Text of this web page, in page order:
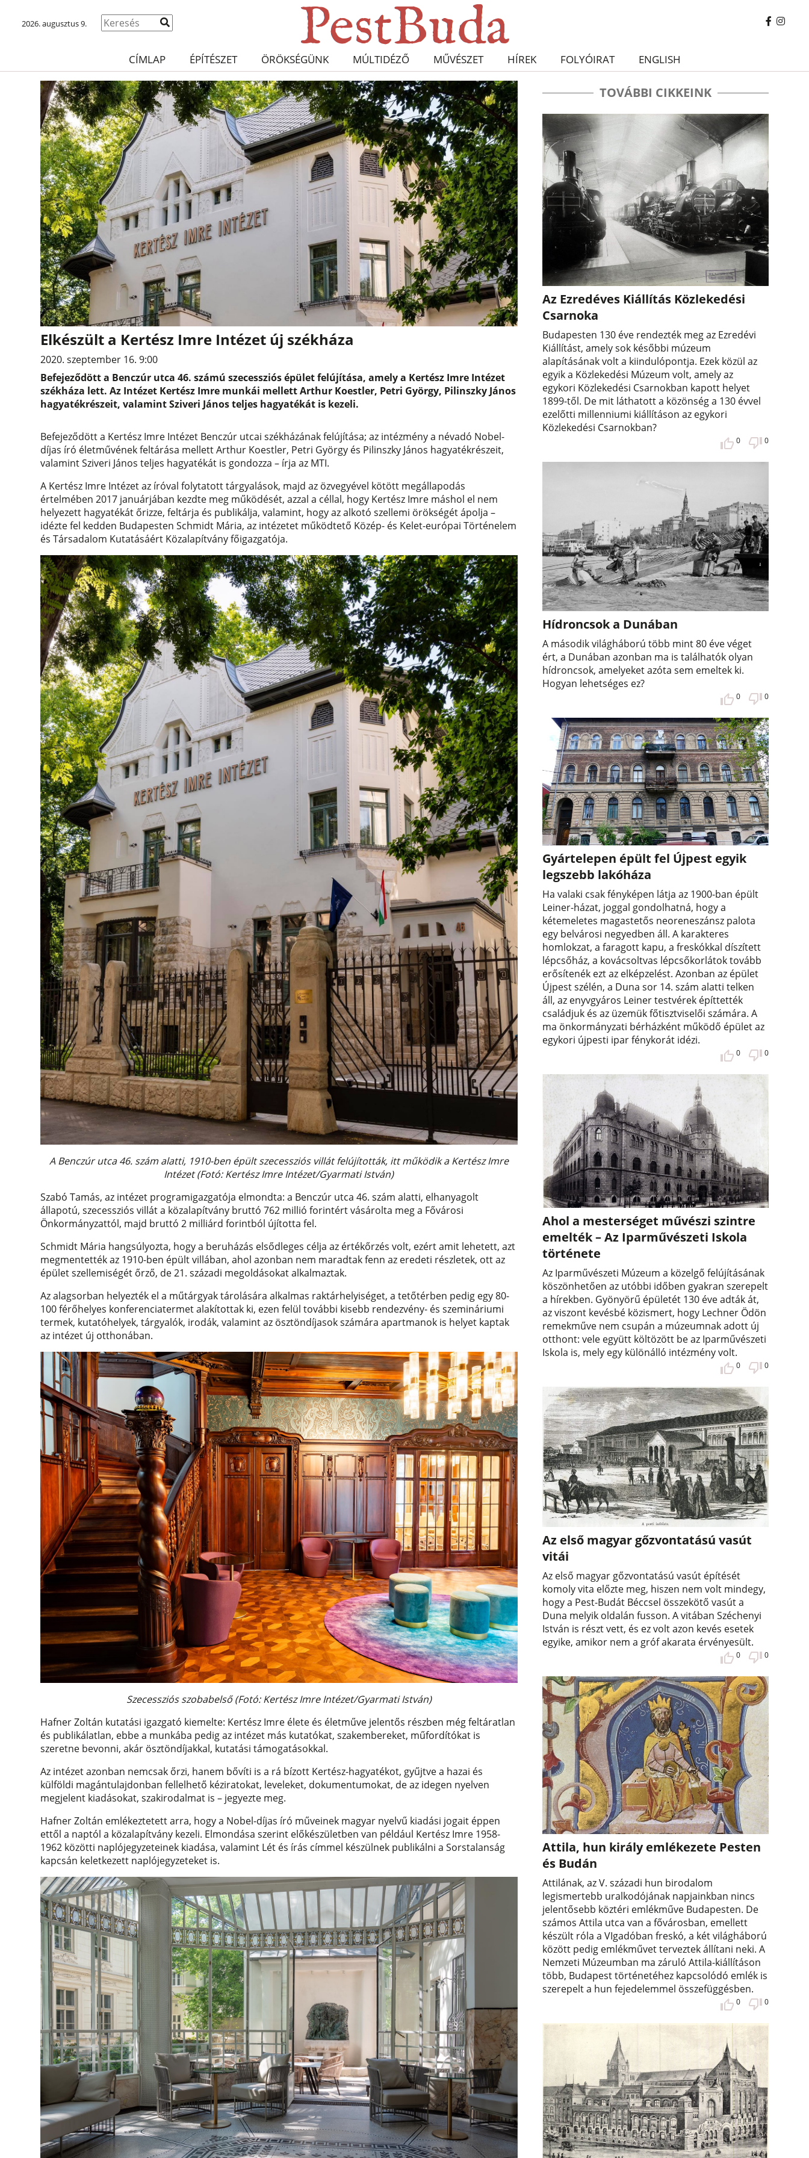
2026. augusztus 9.
CÍMLAP ÉPÍTÉSZET ÖRÖKSÉGÜNK MÚLTIDÉZŐ MŰVÉSZET HÍREK FOLYÓIRAT ENGLISH
Elkészült a Kertész Imre Intézet új székháza
2020. szeptember 16. 9:00
Befejeződött a Benczúr utca 46. számú szecessziós épület felújítása, amely a Kertész Imre Intézet
székháza lett. Az Intézet Kertész Imre munkái mellett Arthur Koestler, Petri György, Pilinszky János
hagyatékrészeit, valamint Sziveri János teljes hagyatékát is kezeli.
Befejeződött a Kertész Imre Intézet Benczúr utcai székházának felújítása; az intézmény a névadó Nobel-
díjas író életművének feltárása mellett Arthur Koestler, Petri György és Pilinszky János hagyatékrészeit,
valamint Sziveri János teljes hagyatékát is gondozza – írja az MTI.
A Kertész Imre Intézet az íróval folytatott tárgyalások, majd az özvegyével kötött megállapodás
értelmében 2017 januárjában kezdte meg működését, azzal a céllal, hogy Kertész Imre máshol el nem
helyezett hagyatékát őrizze, feltárja és publikálja, valamint, hogy az alkotó szellemi örökségét ápolja –
idézte fel kedden Budapesten Schmidt Mária, az intézetet működtető Közép- és Kelet-európai Történelem
és Társadalom Kutatásáért Közalapítvány főigazgatója.
A Benczúr utca 46. szám alatti, 1910-ben épült szecessziós villát felújították, itt működik a Kertész Imre
Intézet (Fotó: Kertész Imre Intézet/Gyarmati István)
Szabó Tamás, az intézet programigazgatója elmondta: a Benczúr utca 46. szám alatti, elhanyagolt
állapotú, szecessziós villát a közalapítvány bruttó 762 millió forintért vásárolta meg a Fővárosi
Önkormányzattól, majd bruttó 2 milliárd forintból újította fel.
Schmidt Mária hangsúlyozta, hogy a beruházás elsődleges célja az értékőrzés volt, ezért amit lehetett, azt
megmentették az 1910-ben épült villában, ahol azonban nem maradtak fenn az eredeti részletek, ott az
épület szellemiségét őrző, de 21. századi megoldásokat alkalmaztak.
Az alagsorban helyezték el a műtárgyak tárolására alkalmas raktárhelyiséget, a tetőtérben pedig egy 80-
100 férőhelyes konferenciatermet alakítottak ki, ezen felül további kisebb rendezvény- és szemináriumi
termek, kutatóhelyek, tárgyalók, irodák, valamint az ösztöndíjasok számára apartmanok is helyet kaptak
az intézet új otthonában.
Szecessziós szobabelső (Fotó: Kertész Imre Intézet/Gyarmati István)
Hafner Zoltán kutatási igazgató kiemelte: Kertész Imre élete és életműve jelentős részben még feltáratlan
és publikálatlan, ebbe a munkába pedig az intézet más kutatókat, szakembereket, műfordítókat is
szeretne bevonni, akár ösztöndíjakkal, kutatási támogatásokkal.
Az intézet azonban nemcsak őrzi, hanem bővíti is a rá bízott Kertész-hagyatékot, gyűjtve a hazai és
külföldi magántulajdonban fellelhető kéziratokat, leveleket, dokumentumokat, de az idegen nyelven
megjelent kiadásokat, szakirodalmat is – jegyezte meg.
Hafner Zoltán emlékeztetett arra, hogy a Nobel-díjas író műveinek magyar nyelvű kiadási jogait éppen
ettől a naptól a közalapítvány kezeli. Elmondása szerint előkészületben van például Kertész Imre 1958-
1962 közötti naplójegyzeteinek kiadása, valamint Lét és írás címmel készülnek publikálni a Sorstalanság
kapcsán keletkezett naplójegyzeteket is.
TOVÁBBI CIKKEINK
Az Ezredéves Kiállítás Közlekedési
Csarnoka
Budapesten 130 éve rendezték meg az Ezredévi
Kiállítást, amely sok későbbi múzeum
alapításának volt a kiindulópontja. Ezek közül az
egyik a Közlekedési Múzeum volt, amely az
egykori Közlekedési Csarnokban kapott helyet
1899-től. De mit láthatott a közönség a 130 évvel
ezelőtti millenniumi kiállításon az egykori
Közlekedési Csarnokban?
0 0
Hídroncsok a Dunában
A második világháború több mint 80 éve véget
ért, a Dunában azonban ma is találhatók olyan
hídroncsok, amelyeket azóta sem emeltek ki.
Hogyan lehetséges ez?
0 0
Gyártelepen épült fel Újpest egyik
legszebb lakóháza
Ha valaki csak fényképen látja az 1900-ban épült
Leiner-házat, joggal gondolhatná, hogy a
kétemeletes magastetős neoreneszánsz palota
egy belvárosi negyedben áll. A karakteres
homlokzat, a faragott kapu, a freskókkal díszített
lépcsőház, a kovácsoltvas lépcsőkorlátok tovább
erősítenék ezt az elképzelést. Azonban az épület
Újpest szélén, a Duna sor 14. szám alatti telken
áll, az enyvgyáros Leiner testvérek építtették
családjuk és az üzemük főtisztviselői számára. A
ma önkormányzati bérházként működő épület az
egykori újpesti ipar fénykorát idézi.
0 0
Ahol a mesterséget művészi szintre
emelték – Az Iparművészeti Iskola
története
Az Iparművészeti Múzeum a közelgő felújításának
köszönhetően az utóbbi időben gyakran szerepelt
a hírekben. Gyönyörű épületét 130 éve adták át,
az viszont kevésbé közismert, hogy Lechner Ödön
remekműve nem csupán a múzeumnak adott új
otthont: vele együtt költözött be az Iparművészeti
Iskola is, mely egy különálló intézmény volt.
0 0
Az első magyar gőzvontatású vasút
vitái
Az első magyar gőzvontatású vasút építését
komoly vita előzte meg, hiszen nem volt mindegy,
hogy a Pest-Budát Béccsel összekötő vasút a
Duna melyik oldalán fusson. A vitában Széchenyi
István is részt vett, és ez volt azon kevés esetek
egyike, amikor nem a gróf akarata érvényesült.
0 0
Attila, hun király emlékezete Pesten
és Budán
Attilának, az V. századi hun birodalom
legismertebb uralkodójának napjainkban nincs
jelentősebb köztéri emlékműve Budapesten. De
számos Attila utca van a fővárosban, emellett
készült róla a VIgadóban freskó, a két világháború
között pedig emlékművet terveztek állítani neki. A
Nemzeti Múzeumban ma záruló Attila-kiállításon
több, Budapest történetéhez kapcsolódó emlék is
szerepelt a hun fejedelemmel összefüggésben.
0 0